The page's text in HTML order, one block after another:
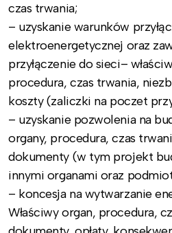
czas trwania;
– uzyskanie warunków
elektroenergetycznej oraz
przyłączenie do sieci–
procedura, czas trwania,
koszty (zaliczki na poczet
– uzyskanie pozwolenia na
organy, procedura, czas
dokumenty (w tym projekt
innymi organami oraz
– koncesja na wytwarzanie
Właściwy organ, procedura,